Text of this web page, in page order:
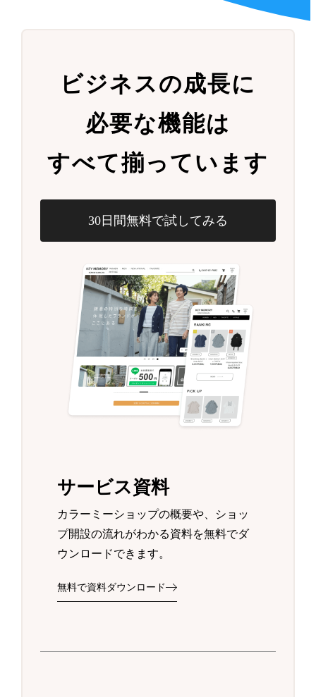
ビジネスの成長に
必要な機能は
すべて揃っています
30日間無料で試してみる
サービス資料
カラーミーショップの概要や、ショッ
プ開設の流れがわかる資料を無料でダ
ウンロードできます。
無料で資料ダウンロード